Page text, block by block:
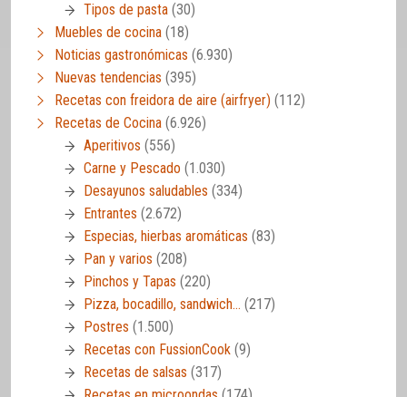
Tipos de pasta (30)
Muebles de cocina (18)
Noticias gastronómicas (6.930)
Nuevas tendencias (395)
Recetas con freidora de aire (airfryer) (112)
Recetas de Cocina (6.926)
Aperitivos (556)
Carne y Pescado (1.030)
Desayunos saludables (334)
Entrantes (2.672)
Especias, hierbas aromáticas (83)
Pan y varios (208)
Pinchos y Tapas (220)
Pizza, bocadillo, sandwich… (217)
Postres (1.500)
Recetas con FussionCook (9)
Recetas de salsas (317)